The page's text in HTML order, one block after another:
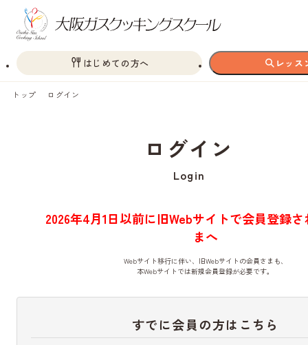
はじめての方へ レッス
トップ ログイン
ログイン
Login
2026年4月1日以前に旧Webサイトで会員登録
まへ
Webサイト移行に伴い、旧Webサイトの会員さまも、
本Webサイトでは新規会員登録が必要です。
すでに会員の方はこちら